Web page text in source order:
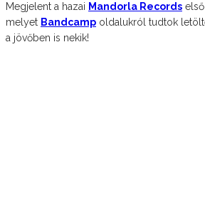
Megjelent a hazai Mandorla Records
melyet Bandcamp oldalukról tudtok
a jövőben is nekik!